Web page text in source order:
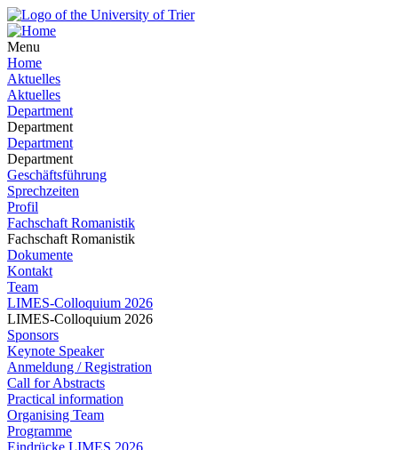
Menu
Home
Aktuelles
Aktuelles
Department
Department
Department
Department
Geschäftsführung
Sprechzeiten
Profil
Fachschaft Romanistik
Fachschaft Romanistik
Dokumente
Kontakt
Team
LIMES-Colloquium 2026
LIMES-Colloquium 2026
Sponsors
Keynote Speaker
Anmeldung / Registration
Call for Abstracts
Practical information
Organising Team
Programme
Eindrücke LIMES 2026